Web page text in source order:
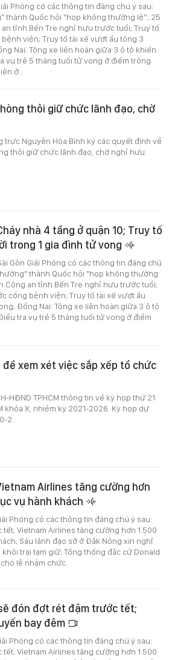
Phóng có các thông tin đáng chú ý sau:
thành Quốc hội "họp không thường lệ”; 25
tỉnh Bến Tre nghỉ hưu trước tuổi; Truy tố
viện; Truy tố tài xế vượt ẩu tông 3
Nai: Tông xe liên hoàn giữa 3 ô tô khiến
vụ trẻ 5 tháng tuổi tử vong ở điểm trông
ở..
thôi giữ chức lãnh đạo, chờ
trực Nguyễn Hòa Bình ký các quyết định về
thôi giữ chức lãnh đạo, chờ nghỉ hưu.
nhà 4 tầng ở quận 10; Truy tố
trong 1 gia đình tử vong
Gòn Giải Phóng có các thông tin đáng chú
thành Quốc hội "họp không thường
Công an tỉnh Bến Tre nghỉ hưu trước tuổi;
cổng bệnh viện; Truy tố tài xế vượt ẩu
Đồng Nai: Tông xe liên hoàn giữa 3 ô tô
tra vụ trẻ 5 tháng tuổi tử vong ở điểm
đề xem xét việc sắp xếp tổ chức
HĐND TPHCM thông tin về kỳ họp thứ 21
khóa X, nhiệm kỳ 2021-2026. Kỳ họp dự
2.
Airlines tăng cường hơn
vụ hành khách
Phóng có các thông tin đáng chú ý sau:
Vietnam Airlines tăng cường hơn 1.500
Sáu lãnh đạo sở ở Đắk Nông xin nghỉ
trại tạm giữ; Tổng thống đắc cử Donald
lễ nhậm chức.
đón đợt rét đậm trước tết;
bay đêm
Phóng có các thông tin đáng chú ý sau:
Vietnam Airlines tăng cường hơn 1.500